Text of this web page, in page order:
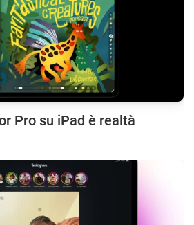
Pro su iPad è realtà